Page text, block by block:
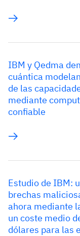
IBM y Qedma
cuántica
de las
mediante
confiable
Estudio de IBM:
brechas
ahora mediante
un coste medio
dólares para las